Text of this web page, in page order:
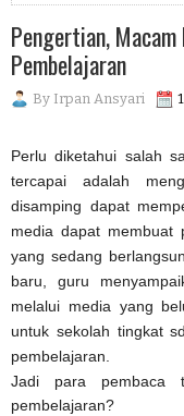
Pengertian, Macam
Pembelajaran
By Irpan Ansyari
Perlu diketahui salah
tercapai adalah
disamping dapat
media dapat membuat
yang sedang
baru, guru
melalui media yang
untuk sekolah tingkat
pembelajaran.
Jadi para pembaca
pembelajaran?